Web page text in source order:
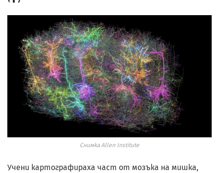
Снимка Allen Institute
Учени картографираха част от мозъка на мишка,